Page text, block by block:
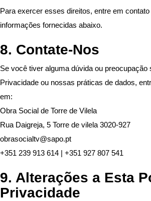
Para exercer esses direitos, entre em
informações fornecidas abaixo.
8. Contate-Nos
Se você tiver alguma dúvida ou preocupação
Privacidade ou nossas práticas de dados,
em:
Obra Social de Torre de Vilela
Rua Daigreja, 5 Torre de vilela 3020-927
obrasocialtv@sapo.pt
+351 239 913 614 | +351 927 807 541
9. Alterações a Esta
Privacidade